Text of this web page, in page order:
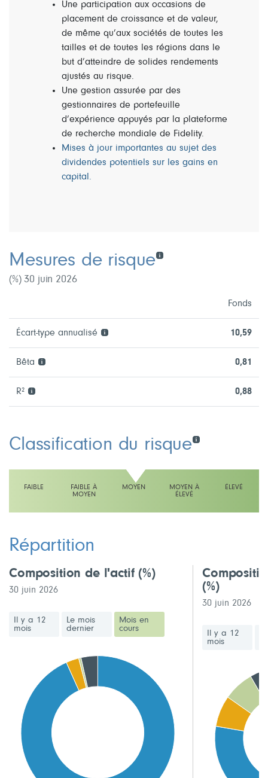
Une participation aux occasions de
placement de croissance et de valeur,
de même qu’aux sociétés de toutes les
tailles et de toutes les régions dans le
but d’atteindre de solides rendements
ajustés au risque.
Une gestion assurée par des
gestionnaires de portefeuille
d’expérience appuyés par la plateforme
de recherche mondiale de Fidelity.
Mises à jour importantes au sujet des
dividendes potentiels sur les gains en
capital.
Mesures de risque
(%) 30 juin 2026
Fonds
Écart-type annualisé 10,59
Bêta 0,81
R² 0,88
Classification du risque
FAIBLE
FAIBLE À
MOYEN
MOYEN
MOYEN À
ÉLEVÉ
ÉLEVÉ
Répartition
Composition de l'actif(%)
30 juin 2026
Il y a 12
mois
Le mois
dernier
Mois en
cours
(%)
30 juin 2026
Il y a 12
mois